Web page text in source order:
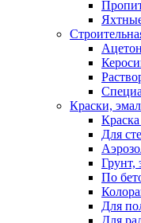
Ацетон
Краски,
Для
Грунт,
По
Для